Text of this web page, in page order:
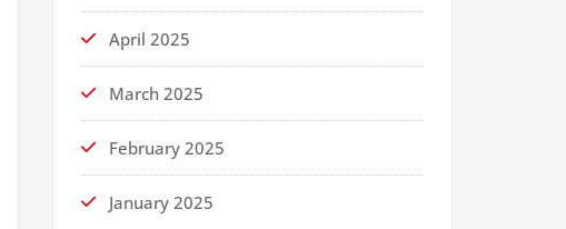
April 2025
March 2025
February 2025
January 2025